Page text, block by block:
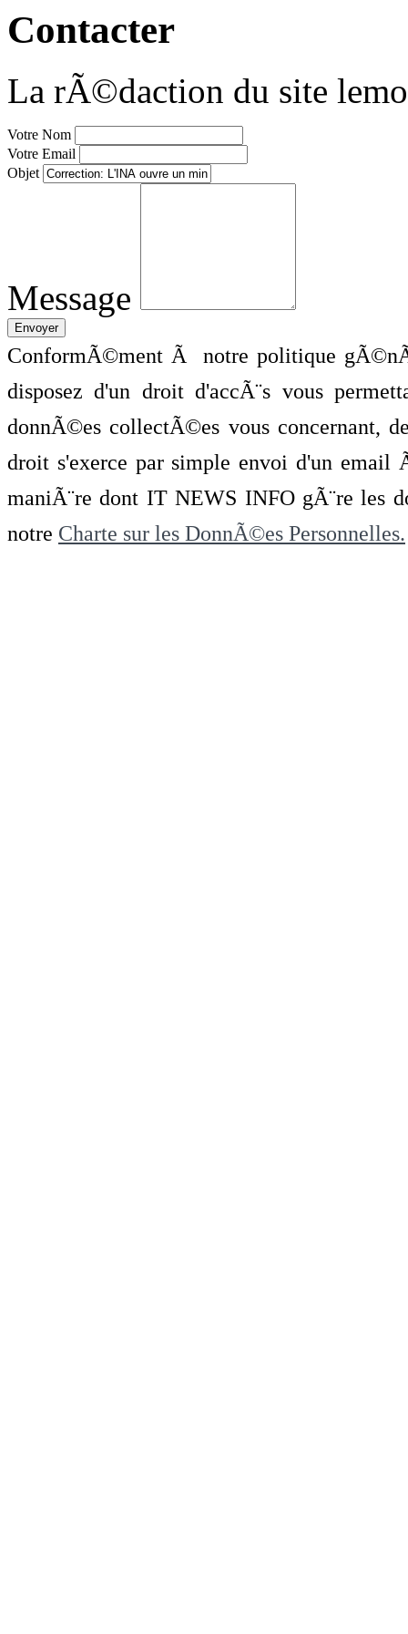
Contacter
La rÃ©daction du site
Votre Nom
Votre Email
Objet
Message
ConformÃ©ment Ã notre politique
disposez d'un droit d'accÃ¨s vous
donnÃ©es collectÃ©es vous concernant,
droit s'exerce par simple envoi d'un
maniÃ¨re dont IT NEWS INFO gÃ¨re les
notre Charte sur les DonnÃ©es Personnelles.